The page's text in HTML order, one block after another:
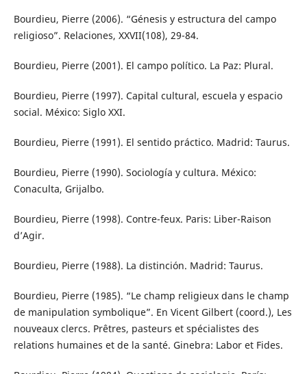
Bourdieu, Pierre (2006). “Génesis y estructura del campo
religioso”. Relaciones, XXVII(108), 29-84.
Bourdieu, Pierre (2001). El campo político. La Paz: Plural.
Bourdieu, Pierre (1997). Capital cultural, escuela y espacio
social. México: Siglo XXI.
Bourdieu, Pierre (1991). El sentido práctico. Madrid: Taurus.
Bourdieu, Pierre (1990). Sociología y cultura. México:
Conaculta, Grijalbo.
Bourdieu, Pierre (1998). Contre-feux. Paris: Liber-Raison
d’Agir.
Bourdieu, Pierre (1988). La distinción. Madrid: Taurus.
Bourdieu, Pierre (1985). “Le champ religieux dans le champ
de manipulation symbolique”. En Vicent Gilbert (coord.), Les
nouveaux clercs. Prêtres, pasteurs et spécialistes des
relations humaines et de la santé. Ginebra: Labor et Fides.